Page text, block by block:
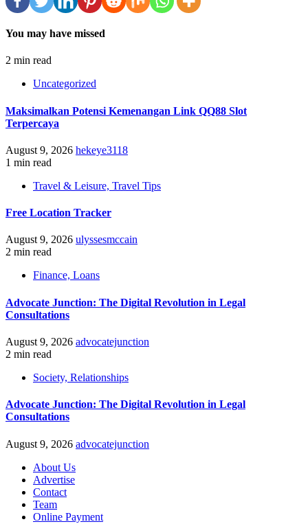
You may have missed
2 min read
Uncategorized
Maksimalkan Potensi Kemenangan Link QQ88 Slot
Terpercaya
August 9, 2026 hekeye3118
1 min read
Travel & Leisure, Travel Tips
Free Location Tracker
August 9, 2026 ulyssesmccain
2 min read
Finance, Loans
Advocate Junction: The Digital Revolution in Legal
Consultations
August 9, 2026 advocatejunction
2 min read
Society, Relationships
Advocate Junction: The Digital Revolution in Legal
Consultations
August 9, 2026 advocatejunction
About Us
Advertise
Contact
Team
Online Payment